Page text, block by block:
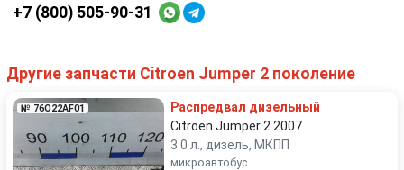
+7 (800) 505-90-31
Другие запчасти Citroen Jumper 2 поколение
№ 76O22AF01
Распредвал дизельный
Citroen Jumper 2 2007
3.0 л., дизель, МКПП
микроавтобус